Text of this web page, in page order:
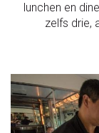
lunchen en
zelfs drie,